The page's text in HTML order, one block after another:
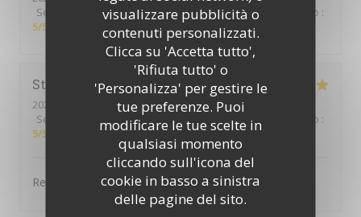
visualizzare pubblicità o
contenuti personalizzati.
Clicca su 'Accetta tutto',
'Rifiuta tutto' o
'Personalizza' per gestire le
tue preferenze. Puoi
modificare le tue scelte in
qualsiasi momento
cliccando sull'icona del
cookie in basso a sinistra
delle pagine del sito.
Servizio
Atmosfera:5/5 Cucina: 5/5 Qualità / Prezzo :
5/5
Stéphanie F
2025-12-07
- 12:30 - Ospiti 3
Servizio
Atmosfera /5 Cucina /5 Qualità / Prezzo :
5/5
Repas excellent.